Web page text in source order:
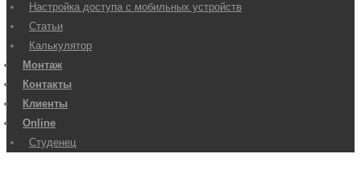
Настройка доступа с мобильных устройств
Статьи
Калькулятор
Монтаж
Контакты
Клиенты
Online
Студенец